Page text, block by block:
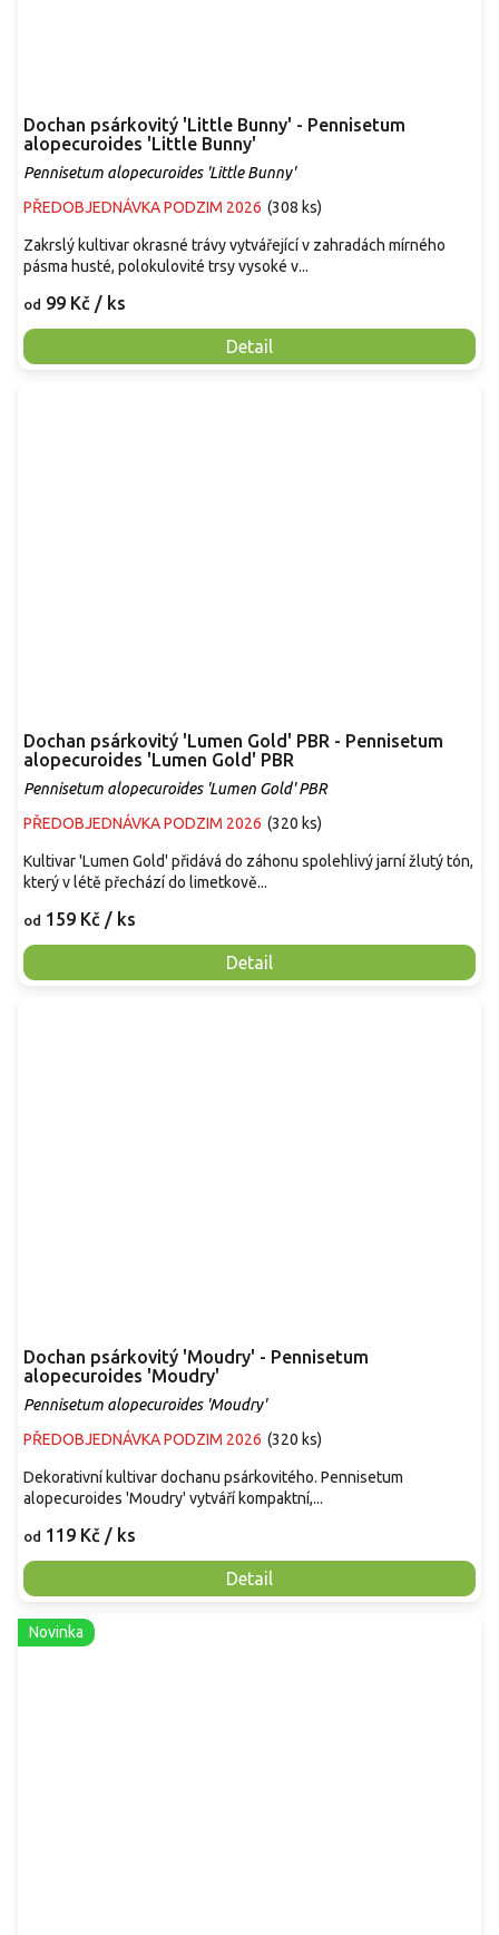
Dochan psárkovitý 'Little Bunny' - Pennisetum
alopecuroides 'Little Bunny'
Pennisetum alopecuroides 'Little Bunny'
PŘEDOBJEDNÁVKA PODZIM 2026 (308 ks)
od 99 Kč / ks
Detail
Zakrslý kultivar okrasné trávy vytvářející v zahradách mírného
pásma husté, polokulovité trsy vysoké v...
Dochan psárkovitý 'Lumen Gold' PBR - Pennisetum
alopecuroides 'Lumen Gold' PBR
Pennisetum alopecuroides 'Lumen Gold' PBR
PŘEDOBJEDNÁVKA PODZIM 2026 (320 ks)
od 159 Kč / ks
Detail
Kultivar 'Lumen Gold' přidává do záhonu spolehlivý jarní žlutý tón,
který v létě přechází do limetkově...
Dochan psárkovitý 'Moudry' - Pennisetum
alopecuroides 'Moudry'
Pennisetum alopecuroides 'Moudry'
PŘEDOBJEDNÁVKA PODZIM 2026 (320 ks)
od 119 Kč / ks
Detail
Dekorativní kultivar dochanu psárkovitého. Pennisetum
alopecuroides 'Moudry' vytváří kompaktní,...
Novinka